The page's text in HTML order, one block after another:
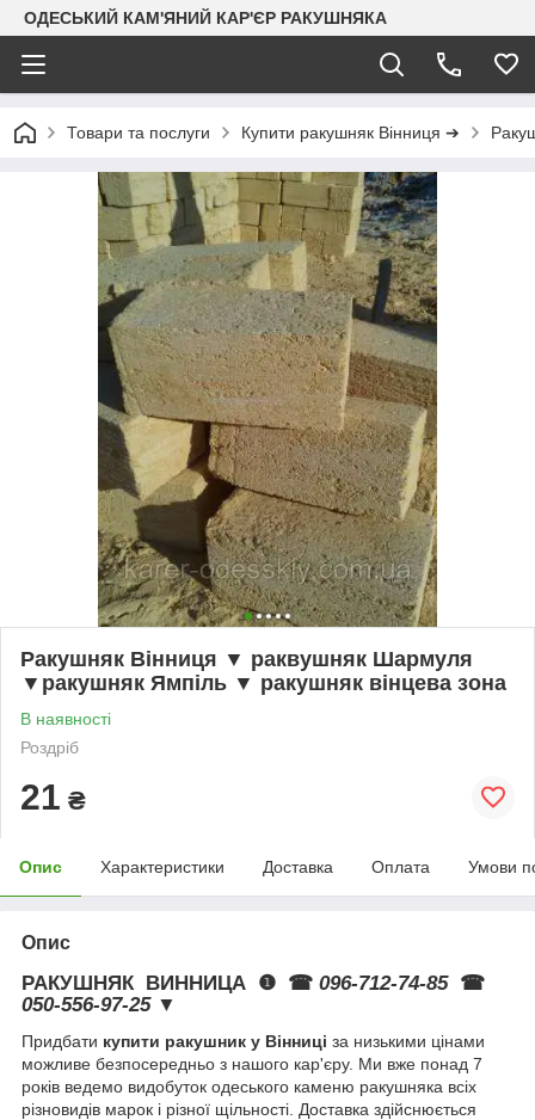
ОДЕСЬКИЙ КАМ'ЯНИЙ КАР'ЄР РАКУШНЯКА
Товари та послуги Купити ракушняк Вінниця ➔
Ракушняк Вінниця ▼ раквушняк Шармуля
▼ракушняк Ямпіль ▼ ракушняк вінцева зона
В наявності
Роздріб
21 ₴
Опис Характеристики Доставка Оплата Умови
Опис
РАКУШНЯК ВИННИЦА ❶ ☎ 096-712-74-85☎
050-556-97-25▼
Придбати купити ракушник у Вінниці за низькими цінами
можливе безпосередньо з нашого кар'єру. Ми вже понад 7
років ведемо видобуток одеського каменю ракушняка всіх
різновидів марок і різної щільності. Доставка здійснюється